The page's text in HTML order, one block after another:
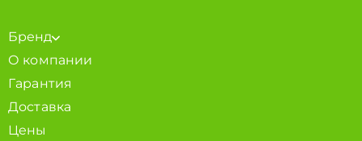
Бренд
О компании
Гарантия
Доставка
Цены